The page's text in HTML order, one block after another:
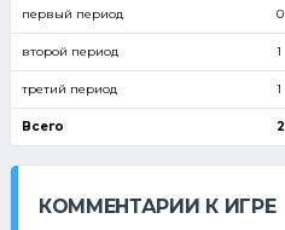
первый период 0
второй период 1
третий период 1
Всего 2
КОММЕНТАРИИ К ИГРЕ